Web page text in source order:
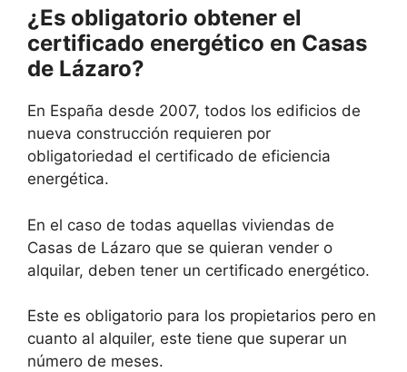
¿Es obligatorio obtener el
certificado energético en Casas
de Lázaro?
En España desde 2007, todos los edificios de
nueva construcción requieren por
obligatoriedad el certificado de eficiencia
energética.
En el caso de todas aquellas viviendas de
Casas de Lázaro que se quieran vender o
alquilar, deben tener un certificado energético.
Este es obligatorio para los propietarios pero en
cuanto al alquiler, este tiene que superar un
número de meses.